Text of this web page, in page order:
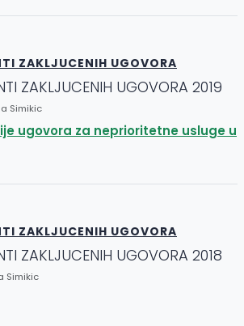
ZAKLJUCENIH UGOVORA
ZAKLJUCENIH UGOVORA 2019
Simikic
ugovora za neprioritetne usluge u
ZAKLJUCENIH UGOVORA
ZAKLJUCENIH UGOVORA 2018
Simikic